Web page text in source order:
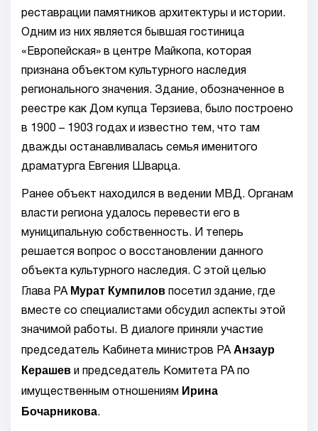
реставрации памятников архитектуры и истории.
Одним из них является бывшая гостиница
«Европейская» в центре Майкопа, которая
признана объектом культурного наследия
регионального значения. Здание, обозначенное в
реестре как Дом купца Терзиева, было построено
в 1900 – 1903 годах и известно тем, что там
дважды останавливалась семья именитого
драматурга Евгения Шварца.
Ранее объект находился в ведении
МВД. Органам
власти региона удалось перевести его в
муниципальную собственность. И теперь
решается вопрос о восстановлении данного
объекта культурного наследия. С этой целью
Глава РА Мурат Кумпилов посетил здание, где
вместе со специалистами обсудил аспекты этой
значимой работы. В диалоге приняли участие
председатель Кабинета министров РА Анзаур
Керашев и председатель Комитета РА по
имущественным отношениям
Ирина
Бочарникова.